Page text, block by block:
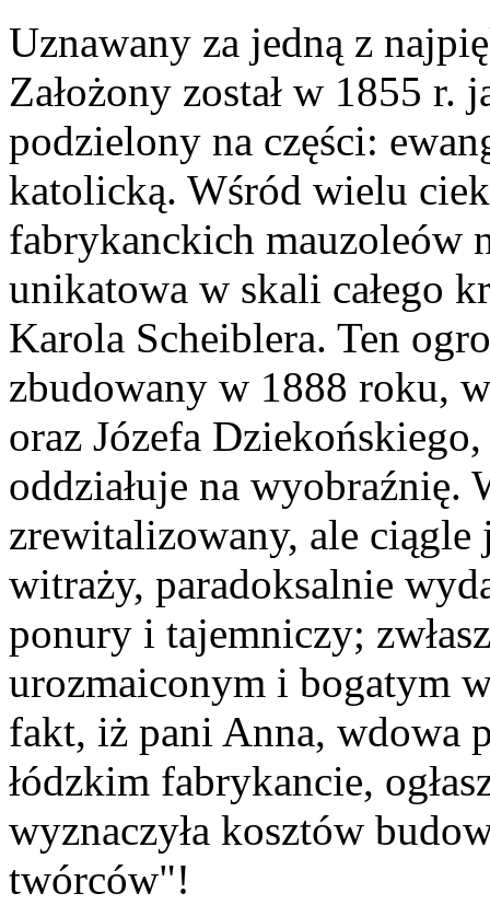
Uznawany za jedną z
Założony został w 1855
podzielony na części:
katolicką. Wśród wielu
fabrykanckich mauzoleów
unikatowa w skali całego
Karola Scheiblera. Ten
zbudowany w 1888 roku,
oraz Józefa
oddziałuje na wyobraźnię.
zrewitalizowany, ale ciągle
witraży, paradoksalnie
ponury i tajemniczy;
urozmaiconym i bogatym
fakt, iż pani Anna, wdowa
łódzkim fabrykancie,
wyznaczyła kosztów
twórców"!